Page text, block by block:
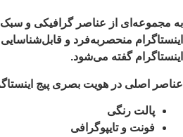
مجموعه‌ای از عناصر گرافیکی و سبک
منحصربه‌فرد و
گفته می‌شود.
اصلی در هویت بصری پیج
پالت رنگی
فونت و تایپوگرافی